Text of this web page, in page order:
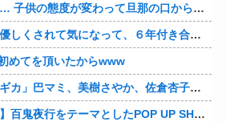
が出て、急速に現実に引き戻されたっていうか、あー私本当にしちゃいけないことしてたんだなと思い知った。
を告げました。その時新たな好きな人に夢中で元彼はどうでもよく思えました。今ははっきり言って後悔してます…
めてを頂いたからwww
佐倉杏子エロすぎ放課後えんこーハメ撮りどぴゅどぴゅエチエチが最高すぎる❣
をテーマとしたPOP UP SHOPが東京・大阪にて開催